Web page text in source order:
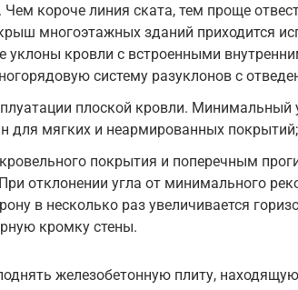
короче линия ската, тем проще
многоэтажных зданий приходится
уклоны кровли с встроенными
систему разуклонов с
плоской кровли. Минимальный
для мягких и неармированных покрытий;
покрытия и поперечным
отклонении угла от минимального
в несколько раз увеличивается
кромку стены.
железобетонную плиту,